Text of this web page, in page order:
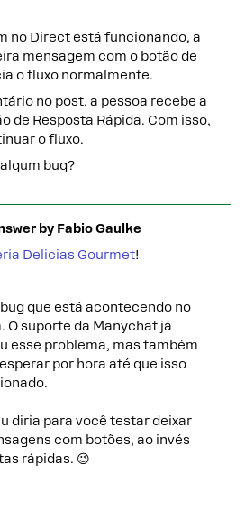
no Direct está funcionando, a
mensagem com o botão de
o fluxo normalmente.
no post, a pessoa recebe a
de Resposta Rápida. Com isso,
o fluxo.
bug?
by Fabio Gaulke
Delicias Gourmet!
que está acontecendo no
O suporte da Manychat já
esse problema, mas também
por hora até que isso
diria para você testar deixar
com botões, ao invés
rápidas. 😉